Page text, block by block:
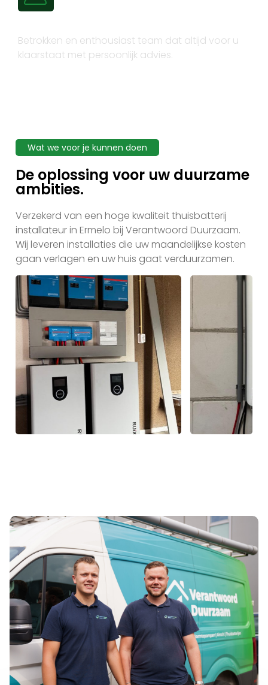
Betrokken en enthousiast team dat altijd voor u
klaarstaat met persoonlijk advies.
Wat we voor je kunnen doen
De oplossing voor uw duurzame
ambities.
Verzekerd van een hoge kwaliteit thuisbatterij
installateur in Ermelo bij Verantwoord Duurzaam.
Wij leveren installaties die uw maandelijkse kosten
gaan verlagen en uw huis gaat verduurzamen.